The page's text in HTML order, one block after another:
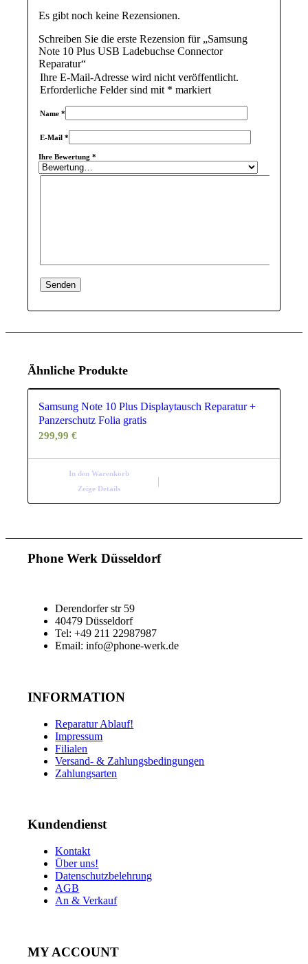
Es gibt noch keine Rezensionen.
Schreiben Sie die erste Rezension für „Samsung
Note 10 Plus USB Ladebuchse Connector
Reparatur“
Ihre E-Mail-Adresse wird nicht veröffentlicht.
Erforderliche Felder sind mit * markiert
Name*
E-Mail*
Ihre Bewertung*
Ähnliche Produkte
Samsung Note 10 Plus Displaytausch Reparatur +
Panzerschutz Folia gratis
299,99€
In den Warenkorb
Zeige Details
Phone Werk Düsseldorf
Derendorfer str 59
40479 Düsseldorf
Tel: +49 211 22987987
Email: info@phone-werk.de
INFORMATION
Reparatur Ablauf!
Impressum
Filialen
Versand- & Zahlungsbedingungen
Zahlungsarten
Kundendienst
Kontakt
Über uns!
Datenschutzbelehrung
AGB
An & Verkauf
MY ACCOUNT